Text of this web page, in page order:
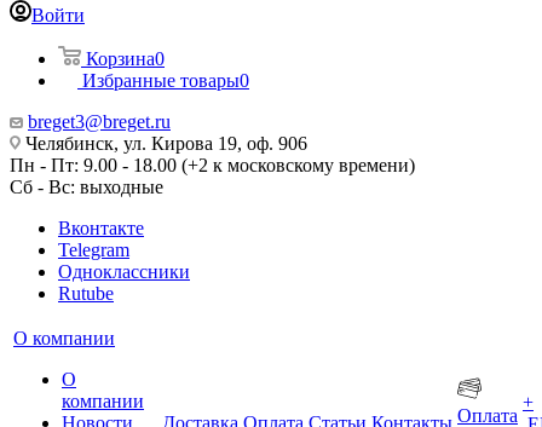
Войти
Корзина0
Избранные товары0
breget3@breget.ru
Челябинск, ул. Кирова 19, оф. 906
Пн - Пт: 9.00 - 18.00 (+2 к московскому времени)
Сб - Вс: выходные
Вконтакте
Telegram
Одноклассники
Rutube
О компании
О
компании
Новости
Доставка Оплата Статьи Контакты Оплата
+